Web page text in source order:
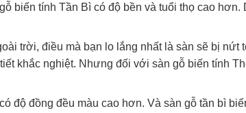
biến tính Tần Bì có độ bền và tuổi thọ cao hơn.
trời, điều mà bạn lo lắng nhất là sàn sẽ bị nứt
khắc nghiệt. Nhưng đối với sàn gỗ biến tính
độ đồng đều màu cao hơn. Và sàn gỗ tần bì